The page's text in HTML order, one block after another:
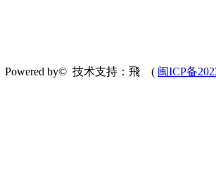
Powered by© 技术支持：飛 ( 闽ICP备